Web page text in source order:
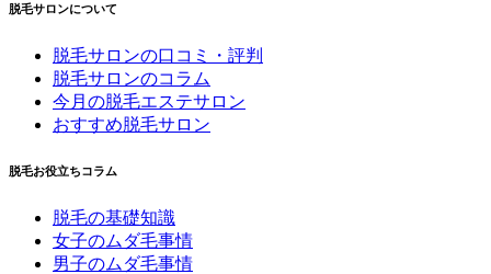
脱毛サロンについて
脱毛サロンの口コミ・評判
脱毛サロンのコラム
今月の脱毛エステサロン
おすすめ脱毛サロン
脱毛お役立ちコラム
脱毛の基礎知識
女子のムダ毛事情
男子のムダ毛事情